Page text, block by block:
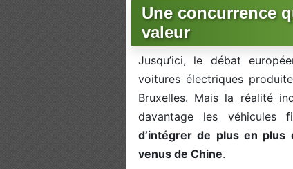
Une concurrence
valeur
Jusqu’ici, le débat
voitures électriques
Bruxelles. Mais la réalité
davantage les véhicules
d’intégrer de plus en plus
venus de Chine.